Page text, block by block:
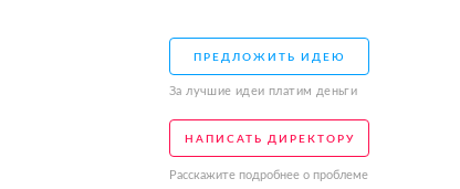
ПРЕДЛОЖИТЬ ИДЕЮ
За лучшие идеи платим деньги
НАПИСАТЬ ДИРЕКТОРУ
Расскажите подробнее о проблеме